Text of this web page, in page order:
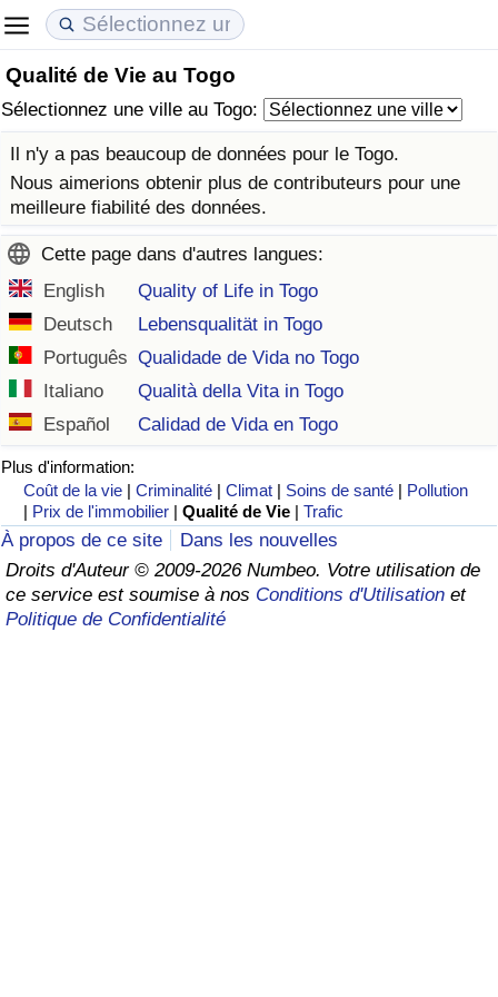
Qualité de Vie au Togo
Sélectionnez une ville au Togo:
Il n'y a pas beaucoup de données pour le Togo.
Nous aimerions obtenir plus de contributeurs pour une
meilleure fiabilité des données.
Cette page dans d'autres langues:
English
Quality of Life in Togo
Deutsch
Lebensqualität in Togo
Português Qualidade de Vida no Togo
Italiano
Qualità della Vita in Togo
Español
Calidad de Vida en Togo
Plus d'information:
Coût de la vie |Criminalité |Climat | Soins de santé | Pollution
| Prix de l'immobilier |Qualité de Vie |Trafic
À propos de ce site
Dans les nouvelles
Droits d'Auteur © 2009-2026 Numbeo. Votre utilisation de
ce service est soumise à nos Conditions d'Utilisation et
Politique de Confidentialité
Coût de la vie
Indice du Coût de la Vie (Actuel)
Indice du Coût de la Vie
Indice du coût de la vie par pays
à Akaba
Prix de l'immobilier
Indice des Prix de l'immobilier (Actuel)
Indice des Prix de l'immobilier
Indice des Prix de l'immobilier par Pays
Qualité de Vie
Indice de Qualité de Vie (Actuel)
Indice de qualité de vie par pays
Criminalité
Indice de Criminalité (Actuel)
Indice de Criminalité
Indice de criminalité par pays
Soins de santé
Indice des soins de santé (Actuel)